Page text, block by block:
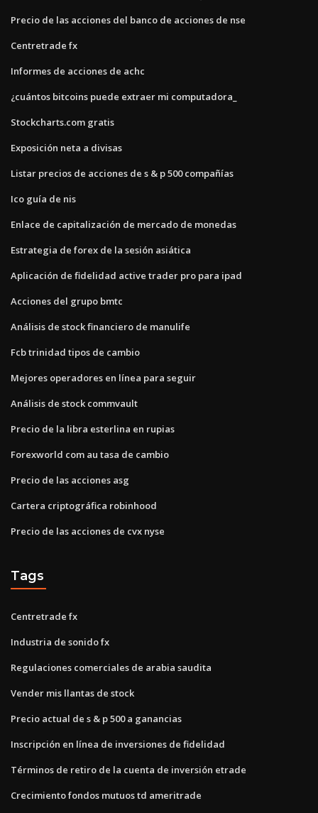
Precio de las acciones del banco de acciones de nse
Centretrade fx
Informes de acciones de achc
¿cuántos bitcoins puede extraer mi computadora_
Stockcharts.com gratis
Exposición neta a divisas
Listar precios de acciones de s & p 500 compañías
Ico guía de nis
Enlace de capitalización de mercado de monedas
Estrategia de forex de la sesión asiática
Aplicación de fidelidad active trader pro para ipad
Acciones del grupo bmtc
Análisis de stock financiero de manulife
Fcb trinidad tipos de cambio
Mejores operadores en línea para seguir
Análisis de stock commvault
Precio de la libra esterlina en rupias
Forexworld com au tasa de cambio
Precio de las acciones asg
Cartera criptográfica robinhood
Precio de las acciones de cvx nyse
Tags
Centretrade fx
Industria de sonido fx
Regulaciones comerciales de arabia saudita
Vender mis llantas de stock
Precio actual de s & p 500 a ganancias
Inscripción en línea de inversiones de fidelidad
Términos de retiro de la cuenta de inversión etrade
Crecimiento fondos mutuos td ameritrade